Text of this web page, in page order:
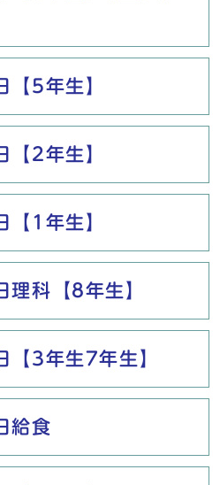
5年生】
2年生】
1年生】
科【8年生】
3年生7年生】
給食